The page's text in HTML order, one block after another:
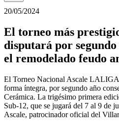
20/05/2024
El torneo más
disputará por
el remodelado feudo
El Torneo Nacional Ascale
forma íntegra, por segundo año
Cerámica. La trigésimo primera
Sub-12, que se jugará del 7 al 9 de
Ascale, patrocinador oficial del